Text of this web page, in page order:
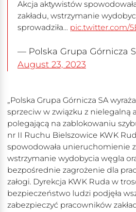
Akcja aktywistów
zakładu, wstrzymanie
sprowadziła… pic.twitter.com/
— Polska Grupa Górnicza
August 23, 2023
„Polska Grupa Górnicza SA
sprzeciw w związku z nielegalną
polegającą na zablokowaniu
nr II Ruchu Bielszowice KWK
spowodowała unieruchomienie
wstrzymanie wydobycia węgla
bezpośrednie zagrożenie dla
załogi. Dyrekcja KWK Ruda w
bezpieczeństwo ludzi podjęła
zabezpieczyć pracowników